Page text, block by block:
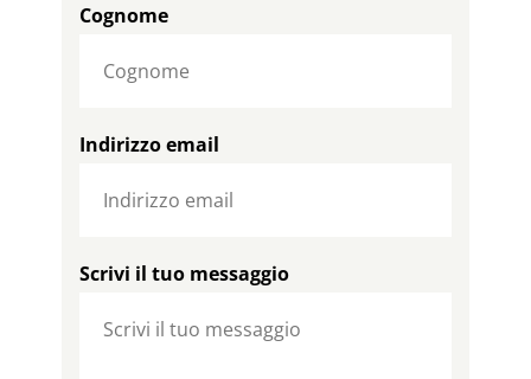
Cognome
Indirizzo email
Scrivi il tuo messaggio